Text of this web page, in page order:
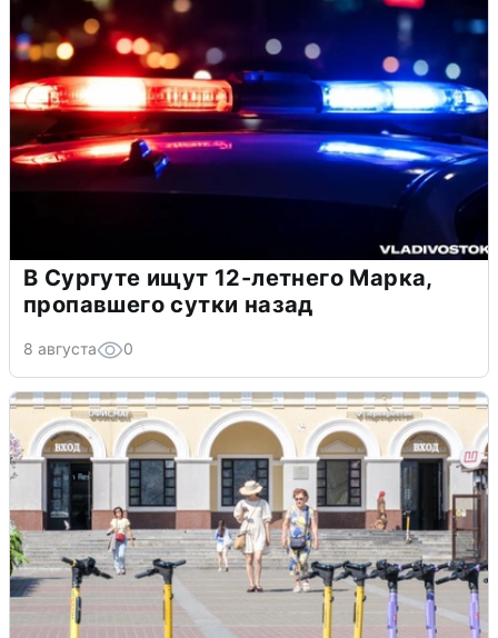
В Сургуте ищут 12-летнего Марка,
пропавшего сутки назад
8 августа 0